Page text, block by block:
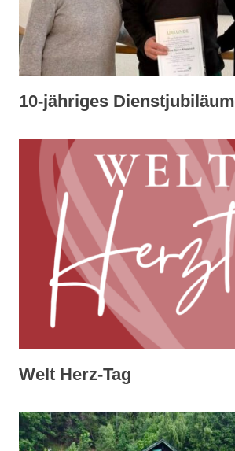
10-jähriges Dienstjubiläum
Welt Herz-Tag